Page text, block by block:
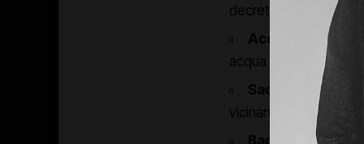
decreto o ordinanza.
Acqua, ombra e
acqua fresca e, se
Sacchetti e
vicinanze.
Bagno in mare?